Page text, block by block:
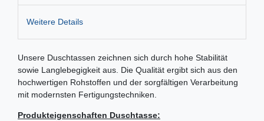
Weitere Details
Unsere Duschtassen zeichnen sich durch hohe Stabilität
sowie Langlebegigkeit aus. Die Qualität ergibt sich aus den
hochwertigen Rohstoffen und der sorgfältigen Verarbeitung
mit modernsten Fertigungstechniken.
Produkteigenschaften Duschtasse: